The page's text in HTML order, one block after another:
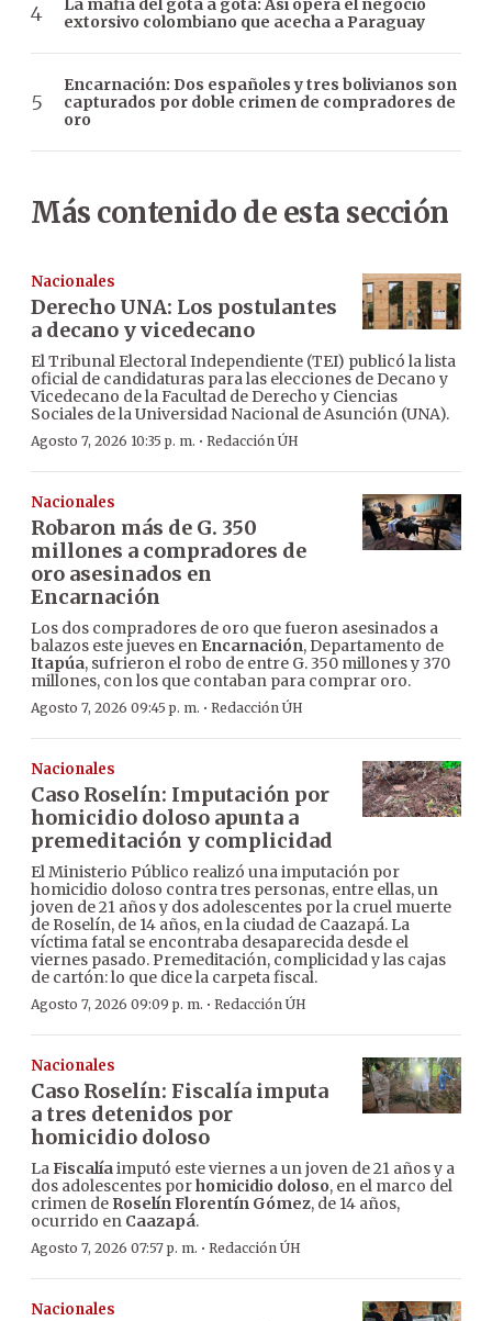
La mafia del gota a gota: Así opera el negocio
extorsivo colombiano que acecha a Paraguay
Encarnación: Dos españoles y tres bolivianos son
capturados por doble crimen de compradores de
oro
Más contenido de esta sección
Nacionales
Derecho UNA: Los postulantes
a decano y vicedecano
El Tribunal Electoral Independiente (TEI) publicó la lista
oficial de candidaturas para las elecciones de Decano y
Vicedecano de la Facultad de Derecho y Ciencias
Sociales de la Universidad Nacional de Asunción (UNA).
Agosto 7, 2026 10:35 p. m. · Redacción ÚH
Nacionales
Robaron más de G. 350
millones a compradores de
oro asesinados en
Encarnación
Los dos compradores de oro que fueron asesinados a
balazos este jueves en Encarnación, Departamento de
Itapúa, sufrieron el robo de entre G. 350 millones y 370
millones, con los que contaban para comprar oro.
Agosto 7, 2026 09:45 p. m. · Redacción ÚH
Nacionales
Caso Roselín: Imputación por
homicidio doloso apunta a
premeditación y complicidad
El Ministerio Público realizó una imputación por
homicidio doloso contra tres personas, entre ellas, un
joven de 21 años y dos adolescentes por la cruel muerte
de Roselín, de 14 años, en la ciudad de Caazapá. La
víctima fatal se encontraba desaparecida desde el
viernes pasado. Premeditación, complicidad y las cajas
de cartón: lo que dice la carpeta fiscal.
Agosto 7, 2026 09:09 p. m. · Redacción ÚH
Nacionales
Caso Roselín: Fiscalía imputa
a tres detenidos por
homicidio doloso
LaFiscalíaimputó este viernes a un joven de 21 años y a
dos adolescentes porhomicidio doloso, en el marco del
crimen de Roselín Florentín Gómez, de 14 años,
ocurrido en Caazapá.
Agosto 7, 2026 07:57 p. m. · Redacción ÚH
Nacionales